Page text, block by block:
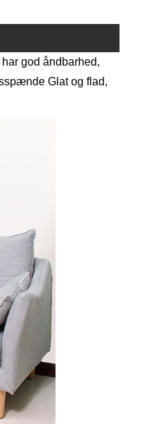
god åndbarhed,
Glat og flad,